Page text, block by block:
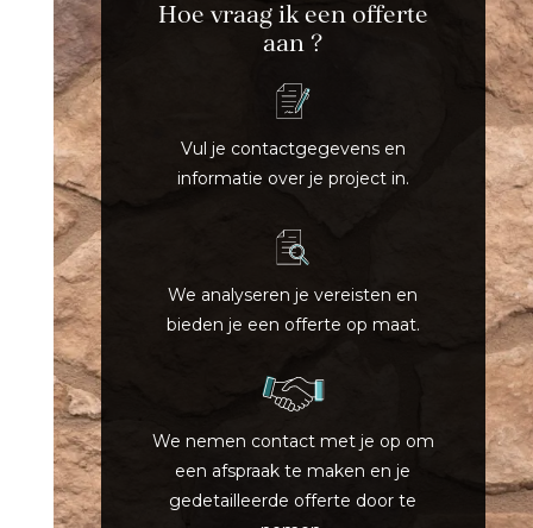
Hoe vraag ik een offerte
aan ?
Vul je contactgegevens en
informatie over je project in.
We analyseren je vereisten en
bieden je een offerte op maat.
We nemen contact met je op om
een afspraak te maken en je
gedetailleerde offerte door te